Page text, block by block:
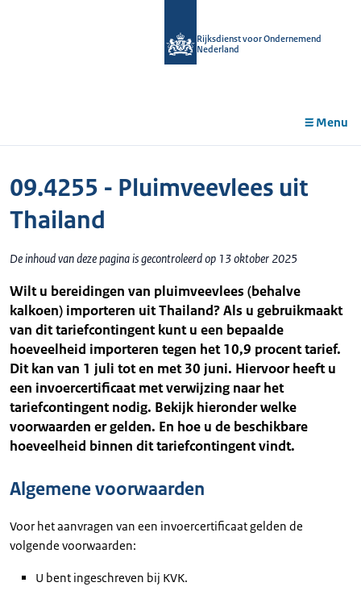
Rijksdienst voor Ondernemend
Nederland
Menu
09.4255 - Pluimveevlees uit
Thailand
De inhoud van deze pagina is gecontroleerd op 13 oktober 2025
Wilt u bereidingen van pluimveevlees (behalve
kalkoen) importeren uit Thailand? Als u gebruikmaakt
van dit tariefcontingent kunt u een bepaalde
hoeveelheid importeren tegen het 10,9 procent tarief.
Dit kan van 1 juli tot en met 30 juni. Hiervoor heeft u
een invoercertificaat met verwijzing naar het
tariefcontingent nodig. Bekijk hieronder welke
voorwaarden er gelden. En hoe u de beschikbare
hoeveelheid binnen dit tariefcontingent vindt.
Algemene voorwaarden
Voor het aanvragen van een invoercertificaat gelden de
volgende voorwaarden:
U bent ingeschreven bij KVK.